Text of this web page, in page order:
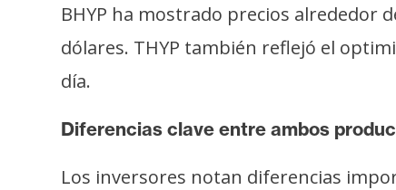
i
d
a
d
BHYP ha mostrado precios alrededor
dólares. THYP también reflejó el
día.
Diferencias clave entre ambos
Los inversores notan diferencias